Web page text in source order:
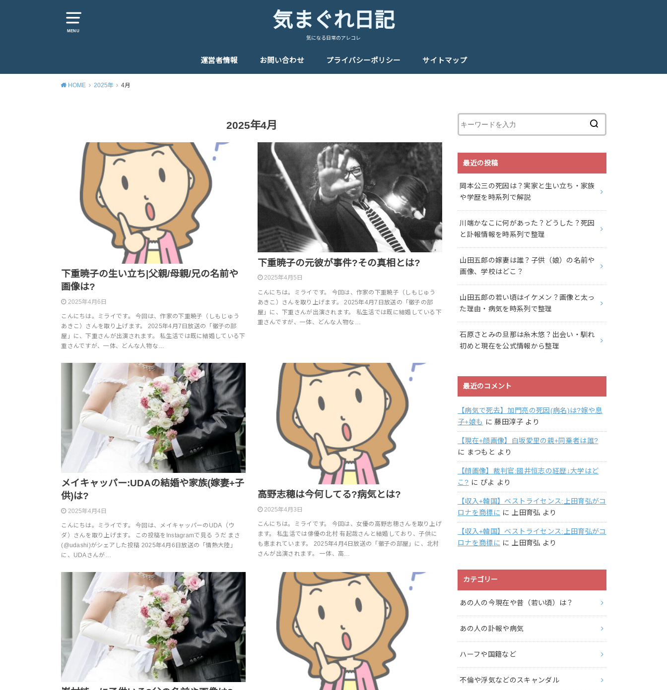
MENU 気まぐれ日記
気になる日常のアレコレ
運営者情報 お問い合わせ プライバシーポリシー サイトマップ
HOME 2025年 4月
2025年4月
下重暁子の生い立ち|父親/母親/兄の名前や
画像は?
2025年4月6日
こんにちは。ミライです。 今回は、作家の下重暁子（しもじゅう
あきこ）さんを取り上げます。 2025年4月7日放送の「徹子の部
屋」に、下重さんが出演されます。 私生活では既に結婚している下
重さんですが、一体、どんな人物な…
下重暁子の元彼が事件?その真相とは?
2025年4月5日
こんにちは。ミライです。 今回は、作家の下重暁子（しもじゅう
あきこ）さんを取り上げます。 2025年4月7日放送の「徹子の部
屋」に、下重さんが出演されます。 私生活では既に結婚している下
重さんですが、一体、どんな人物な…
メイキャッパー:UDAの結婚や家族(嫁妻+子
供)は?
2025年4月4日
こんにちは。ミライです。 今回は、メイキャッパーのUDA（ウ
ダ）さんを取り上げます。 この投稿をInstagramで見る うだ まさ
(@udashi)がシェアした投稿 2025年4月6日放送の「情熱大陸」
に、UDAさんが…
高野志穂は今何してる?病気とは?
2025年4月3日
こんにちは。ミライです。 今回は、女優の高野志穂さんを取り上げ
ます。 私生活では俳優の北村 有起哉さんと結婚しており、子供に
も恵まれています。 2025年4月4日放送の「徹子の部屋」に、北村
さんが出演されます。 一体、高…
最近の投稿
岡本公三の死因は？実家と生い立ち・家族
や学歴を時系列で解説
川端かなこに何があった？どうした？死因
と訃報情報を時系列で整理
山田五郎の嫁妻は誰？子供（娘）の名前や
画像、学校はどこ？
山田五郎の若い頃はイケメン？画像と太っ
た理由・病気を時系列で整理
石原さとみの旦那は糸木悠？出会い・馴れ
初めと現在を公式情報から整理
最近のコメント
【病気で死去】加門亮の死因(病名)は?嫁や息
子+娘も に藤田淳子より
【現在+顔画像】白坂愛里の親+同乗者は誰?
に まつもと より
【顔画像】裁判官:國井恒志の経歴↓大学はど
こ? に ぴよ より
【収入+韓国】ベストライセンス:上田育弘がコ
ロナを商標に に上田育弘 より
【収入+韓国】ベストライセンス:上田育弘がコ
ロナを商標に に上田育弘 より
カテゴリー
あの人の今現在や昔（若い頃）は？
あの人の訃報や病気
ハーフや国籍など
不倫や浮気などのスキャンダル